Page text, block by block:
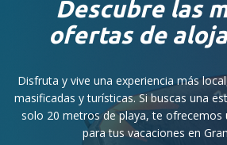
Descubre las
ofertas de
Disfruta y vive una experiencia más
masificadas y turísticas. Si buscas una
solo 20 metros de playa, te ofrecemos
para tus vacaciones en